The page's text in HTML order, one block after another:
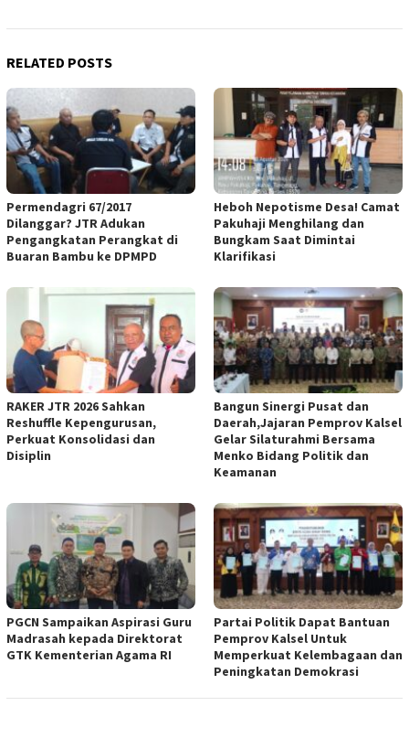
RELATED POSTS
Permendagri 67/2017
Dilanggar? JTR Adukan
Pengangkatan Perangkat di
Buaran Bambu ke DPMPD
Heboh Nepotisme Desa! Camat
Pakuhaji Menghilang dan
Bungkam Saat Dimintai
Klarifikasi
RAKER JTR 2026 Sahkan
Reshuffle Kepengurusan,
Perkuat Konsolidasi dan
Disiplin
Bangun Sinergi Pusat dan
Daerah,Jajaran Pemprov Kalsel
Gelar Silaturahmi Bersama
Menko Bidang Politik dan
Keamanan
PGCN Sampaikan Aspirasi Guru
Madrasah kepada Direktorat
GTK Kementerian Agama RI
Partai Politik Dapat Bantuan
Pemprov Kalsel Untuk
Memperkuat Kelembagaan dan
Peningkatan Demokrasi